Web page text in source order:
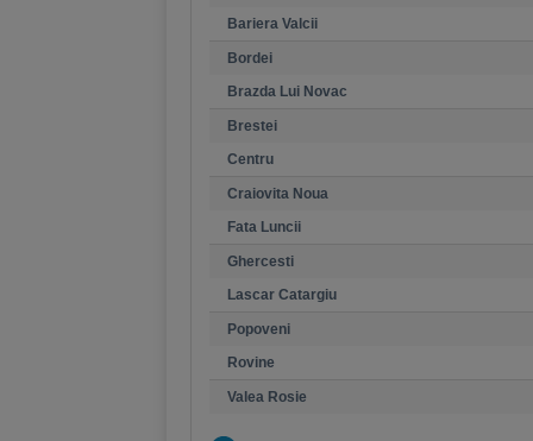
Bariera Valcii
Bordei
Brazda Lui Novac
Brestei
Centru
Craiovita Noua
Fata Luncii
Ghercesti
Lascar Catargiu
Popoveni
Rovine
Valea Rosie